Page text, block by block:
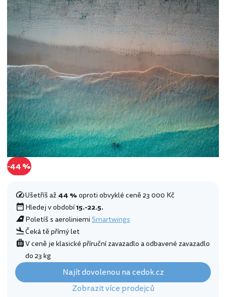
-44 %
Ušetříš až44 %oproti obvyklé ceně 23 000 Kč
Hledej v období15.-22.5.
Poletíš s aeroliniemiSmartwings
Čeká tě přímý let
V ceně je klasické příruční zavazadlo a odbavené zavazadlo
do 23 kg
Najít dovolenou na cedok.cz
Zobrazit více prodejců